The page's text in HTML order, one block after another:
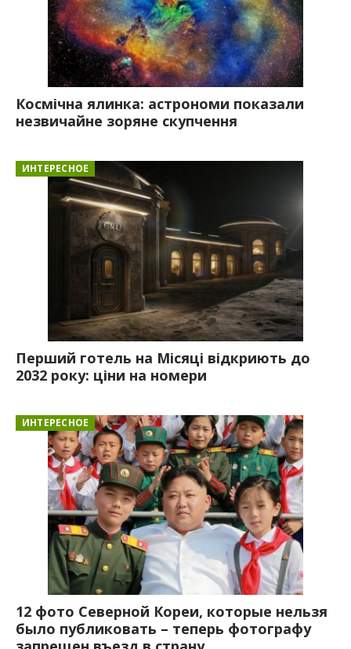
Космічна ялинка: астрономи показали
незвичайне зоряне скупчення
ИНТЕРЕСНОЕ
Перший готель на Місяці відкриють до
2032 року: ціни на номери
ИНТЕРЕСНОЕ
12 фото Северной Кореи, которые нельзя
было публиковать – теперь фотографу